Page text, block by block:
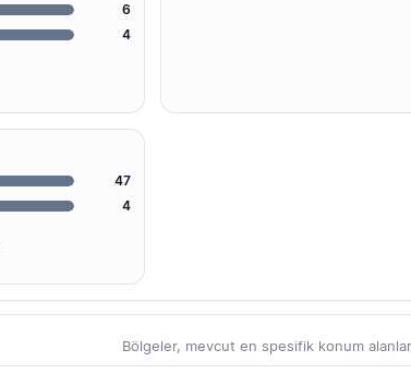
6
4
47
4
Bölgeler, mevcut en spesifik konum